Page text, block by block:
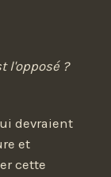
l'opposé ?
devraient
et
cette